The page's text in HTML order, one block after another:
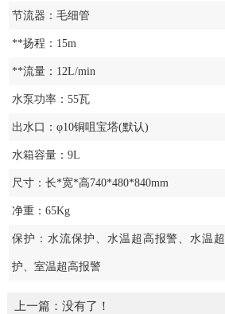
节流器：毛细管
**扬程：15m
**流量：12L/min
水泵功率：55瓦
出水口：φ10铜咀宝塔(默认)
水箱容量：9L
尺寸：长*宽*高740*480*840mm
净重：65Kg
保护：水流保护、水温超高报警、水温
护、室温超高报警
上一篇：没有了！